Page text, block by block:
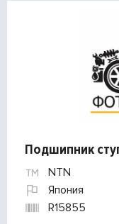
Подшипник
NTN
Япония
R15855